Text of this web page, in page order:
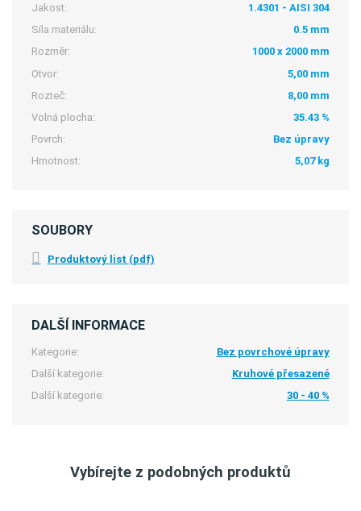
Jakost:
1.4301 - AISI 304
Síla materiálu:
0.5 mm
Rozměr:
1000 x 2000 mm
Otvor:
5,00 mm
Rozteč:
8,00 mm
Volná plocha:
35.43 %
Povrch:
Bez úpravy
Hmotnost:
5,07 kg
SOUBORY
Produktový list (pdf)
DALŠÍ INFORMACE
Kategorie:
Bez povrchové úpravy
Další kategorie:
Kruhové přesazené
Další kategorie:
30 - 40 %
Vybírejte z podobných produktů